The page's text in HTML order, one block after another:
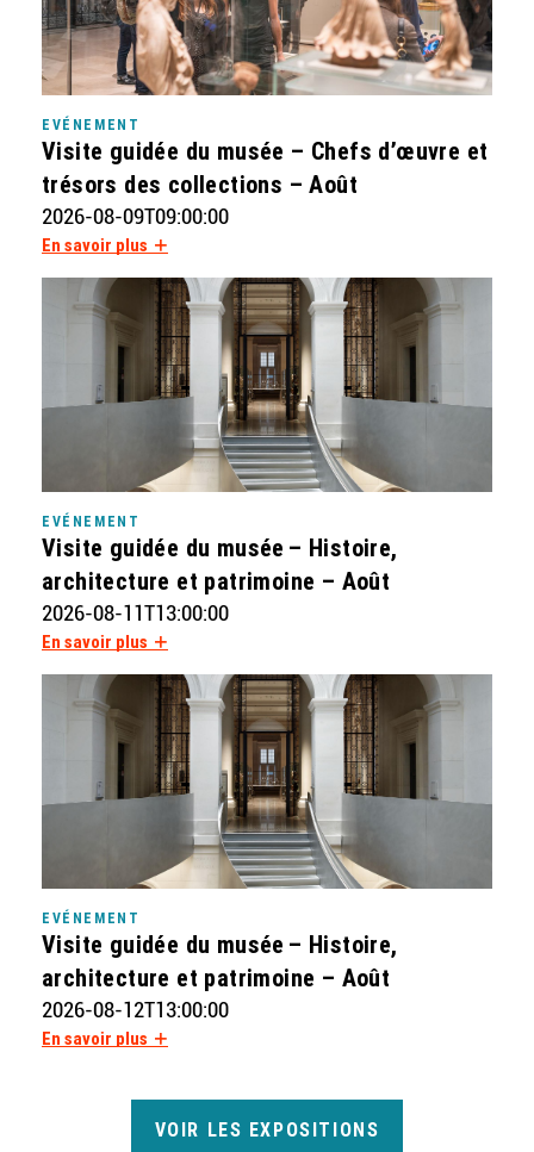
EVÉNEMENT
Visite guidée du musée – Chefs d’œuvre et
trésors des collections – Août
2026-08-09T09:00:00
En savoir plus
EVÉNEMENT
Visite guidée du musée – Histoire,
architecture et patrimoine – Août
2026-08-11T13:00:00
En savoir plus
EVÉNEMENT
Visite guidée du musée – Histoire,
architecture et patrimoine – Août
2026-08-12T13:00:00
En savoir plus
VOIR LES EXPOSITIONS